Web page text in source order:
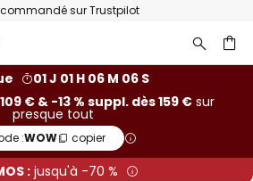
sur Trustpilot
01 J 01 H 06 M 05 S
€ & -13 % suppl. dès 159 €sur
presque tout
:WOW copier
: jusqu'à -70 %